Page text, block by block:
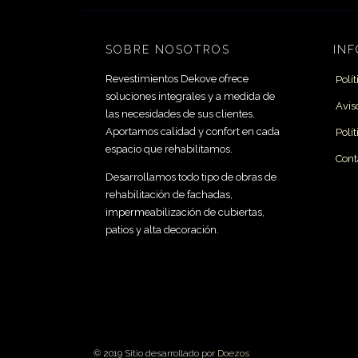
SOBRE NOSOTROS
Revestimientos Dekove ofrece
soluciones integrales y a medida de
las necesidades de sus clientes.
Aportamos calidad y confort en cada
espacio que rehabilitamos.
Desarrollamos todo tipo de obras de
rehabilitación de fachadas,
impermeabilización de cubiertas,
patios y alta decoración.
© 2019 Sitio desarrollado por Doezos